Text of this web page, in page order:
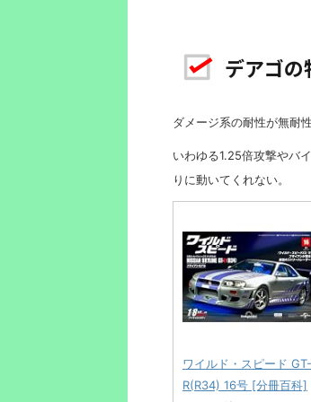
デアゴの
ダメージ系の耐性が無耐
いわゆる1.25倍攻撃やバ
りに動いてくれない。
ワイルド・スピード GT-
R(R34) 16号 [分冊百科]